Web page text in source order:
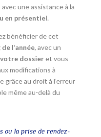
avec une assistance à la
en présentiel.
bénéficier de cet
l’année, avec un
dossieret vous
modifications à
grâce au droit à l’erreur
même au-delà du
ou la prise de rendez-